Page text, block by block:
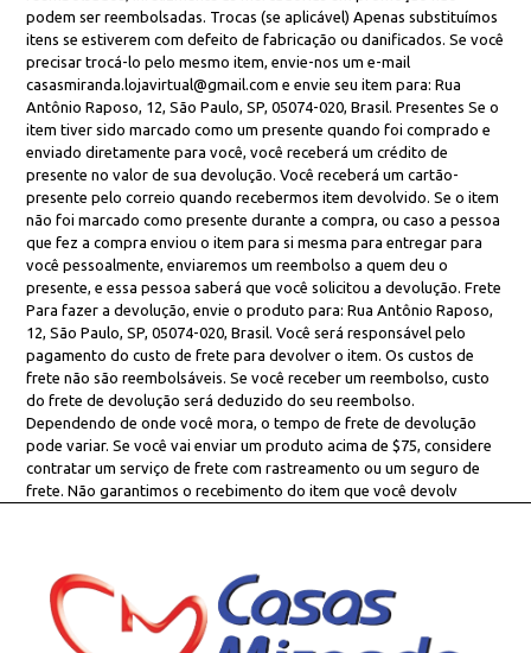
podem ser reembolsadas. Trocas (se aplicável) Apenas substituímos
itens se estiverem com defeito de fabricação ou danificados. Se você
precisar trocá-lo pelo mesmo item, envie-nos um e-mail
casasmiranda.lojavirtual@gmail.com e envie seu item para: Rua
Antônio Raposo, 12, São Paulo, SP, 05074-020, Brasil. Presentes Se o
item tiver sido marcado como um presente quando foi comprado e
enviado diretamente para você, você receberá um crédito de
presente no valor de sua devolução. Você receberá um cartão-
presente pelo correio quando recebermos item devolvido. Se o item
não foi marcado como presente durante a compra, ou caso a pessoa
que fez a compra enviou o item para si mesma para entregar para
você pessoalmente, enviaremos um reembolso a quem deu o
presente, e essa pessoa saberá que você solicitou a devolução. Frete
Para fazer a devolução, envie o produto para: Rua Antônio Raposo,
12, São Paulo, SP, 05074-020, Brasil. Você será responsável pelo
pagamento do custo de frete para devolver o item. Os custos de
frete não são reembolsáveis. Se você receber um reembolso, custo
do frete de devolução será deduzido do seu reembolso.
Dependendo de onde você mora, o tempo de frete de devolução
pode variar. Se você vai enviar um produto acima de $75, considere
contratar um serviço de frete com rastreamento ou um seguro de
frete. Não garantimos o recebimento do item que você devolv